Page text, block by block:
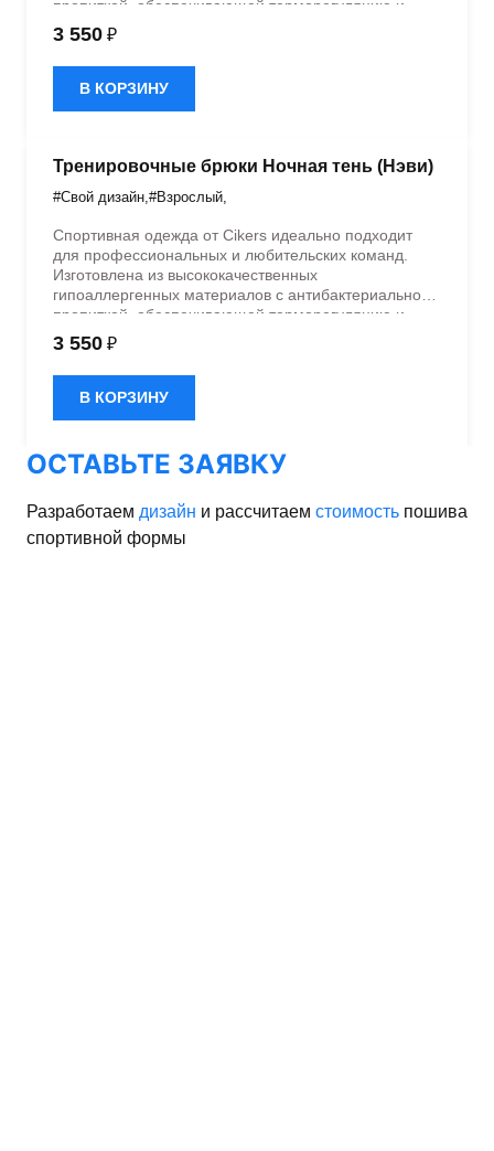
пропиткой, обеспечивающей терморегуляцию и
быстрое влагоотведение. Одежда обладает
эластичностью в 5 направлениях и стильным
дизайном.
3 550 ₽
В КОРЗИНУ
Тренировочные брюки Ночная тень (Нэви)
#Свой дизайн,#Взрослый,
Спортивная одежда от Cikers идеально подходит
для профессиональных и любительских команд.
Изготовлена из высококачественных
гипоаллергенных материалов с антибактериальной
пропиткой, обеспечивающей терморегуляцию и
быстрое влагоотведение. Одежда обладает
эластичностью в 5 направлениях и стильным
дизайном.
3 550 ₽
В КОРЗИНУ
ОСТАВЬТЕ ЗАЯВКУ
Разработаем дизайн и рассчитаем стоимость пошива
спортивной формы